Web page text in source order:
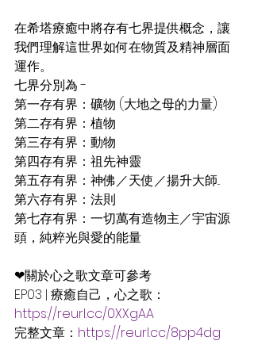
在希塔療癒中將存有七界提供概念，讓
我們理解這世界如何在物質及精神層面
運作。
七界分別為 -
第一存有界：礦物 (大地之母的力量)
第二存有界：植物
第三存有界：動物
第四存有界：祖先神靈
第五存有界：神佛／天使／揚升大師...
第六存有界：法則
第七存有界：一切萬有造物主／宇宙源
頭，純粹光與愛的能量
❤關於心之歌文章可參考
EP03 | 療癒自己，心之歌：
https://reurl.cc/0XXgAA
完整文章： https://reurl.cc/8pp4dg